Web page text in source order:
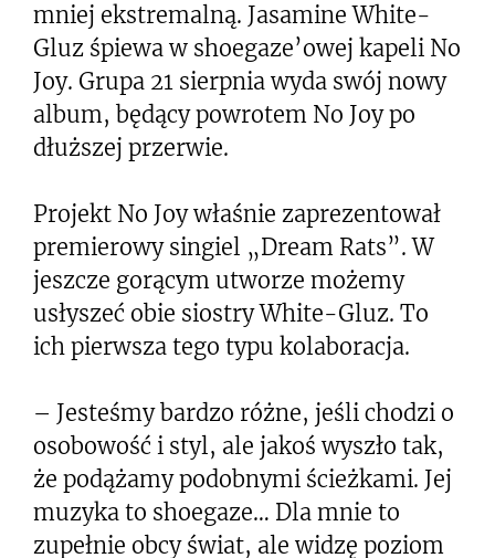
mniej ekstremalną. Jasamine White-
Gluz śpiewa w shoegaze’owej kapeli No
Joy. Grupa 21 sierpnia wyda swój nowy
album, będący powrotem No Joy po
dłuższej przerwie.
Projekt No Joy właśnie zaprezentował
premierowy singiel „Dream Rats”. W
jeszcze gorącym utworze możemy
usłyszeć obie siostry White-Gluz. To
ich pierwsza tego typu kolaboracja.
– Jesteśmy bardzo różne, jeśli chodzi o
osobowość i styl, ale jakoś wyszło tak,
że podążamy podobnymi ścieżkami. Jej
muzyka to shoegaze… Dla mnie to
zupełnie obcy świat, ale widzę poziom